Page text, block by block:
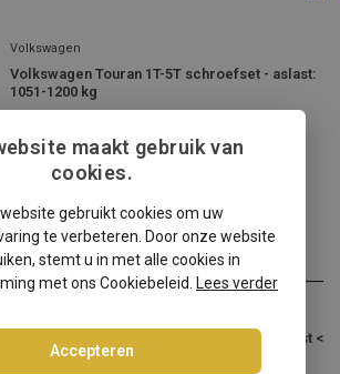
Volkswagen
Volkswagen Touran 1T-5T schroefset - aslast:
1051-1200 kg
€309,95
Volkswagen Touran 1T-5T schroefset - aslast <
1050 kg
maakt gebruik van
cookies.
gebruikt cookies om uw
te verbeteren. Door onze website
stemt u in met alle cookies in
met ons Cookiebeleid.
Lees verder
Accepteren